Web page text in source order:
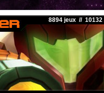
8894 jeux //